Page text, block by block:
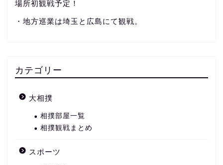
場所初観戦予定！
・地方巡業は埼玉と広島にて観戦。
カテゴリー
大相撲
相撲部屋一覧
相撲観戦まとめ
スポーツ